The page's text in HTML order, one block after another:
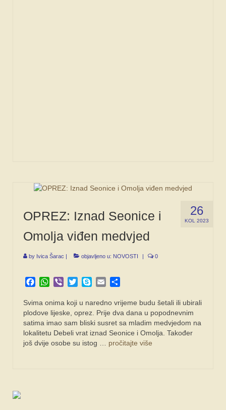
26
KOL 2023
OPREZ: Iznad Seonice i
Omolja viđen medvjed
by Ivica Šarac | objavljeno u: NOVOSTI | 0
Facebook
WhatsApp
Viber TwitterSkypeEmail
Svima onima koji u naredno vrijeme budu šetali ili ubirali
plodove lijeske, oprez. Prije dva dana u popodnevnim
satima imao sam bliski susret sa mladim medvjedom na
lokalitetu Debeli vrat iznad Seonice i Omolja. Također
još dvije osobe su istog … pročitajte više